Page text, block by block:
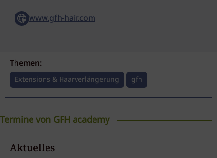
www.gfh-hair.com
Themen:
Extensions & Haarverlängerung gfh
Termine von GFH academy
Perücken Seminar
Aktuelles